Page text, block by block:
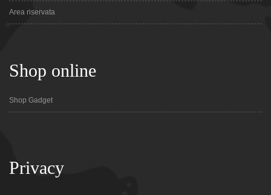
Area riservata
Shop online
Shop Gadget
Privacy